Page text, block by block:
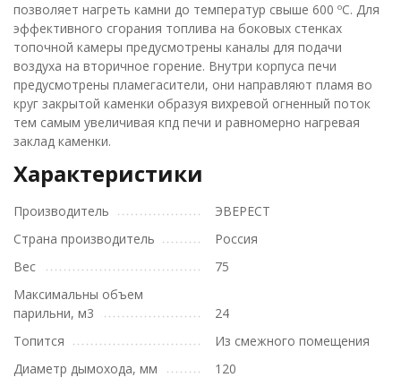
позволяет нагреть камни до температур свыше 600 ºС. Для
эффективного сгорания топлива на боковых стенках
топочной камеры предусмотрены каналы для подачи
воздуха на вторичное горение. Внутри корпуса печи
предусмотрены пламегасители, они направляют пламя во
круг закрытой каменки образуя вихревой огненный поток
тем самым увеличивая кпд печи и равномерно нагревая
заклад каменки.
Характеристики
Производитель
ЭВЕРЕСТ
Страна производитель
Россия
Вес
75
Максимальны объем
парильни, м3
24
Топится
Из смежного помещения
Диаметр дымохода, мм
120